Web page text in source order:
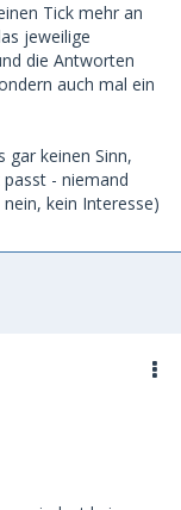
Tick mehr an
jeweilige
die Antworten
auch mal ein
gar keinen Sinn,
- niemand
kein Interesse)